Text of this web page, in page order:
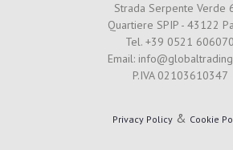
Strada Serpente Verde
Quartiere SPIP - 43122
Tel. +39 0521 606070
Email:
P.IVA 02103610347
Privacy Policy& Cookie